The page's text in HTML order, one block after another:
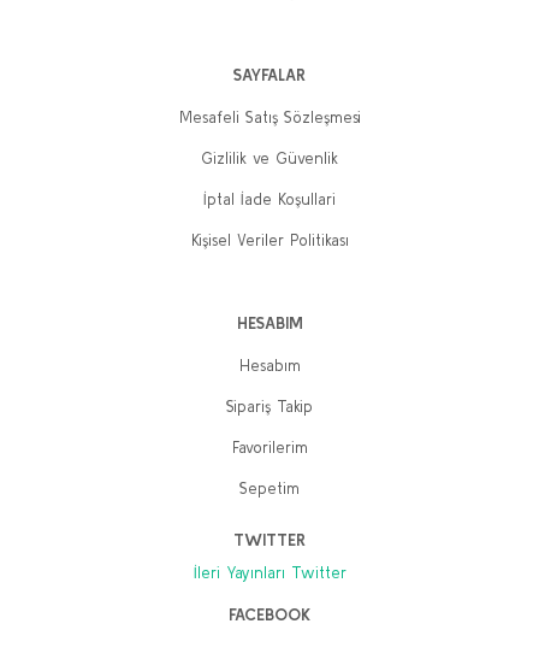
SAYFALAR
Mesafeli Satış Sözleşmesi
Gizlilik ve Güvenlik
İptal İade Koşullari
Kişisel Veriler Politikası
HESABIM
Hesabım
Sipariş Takip
Favorilerim
Sepetim
TWITTER
İleri Yayınları Twitter
FACEBOOK